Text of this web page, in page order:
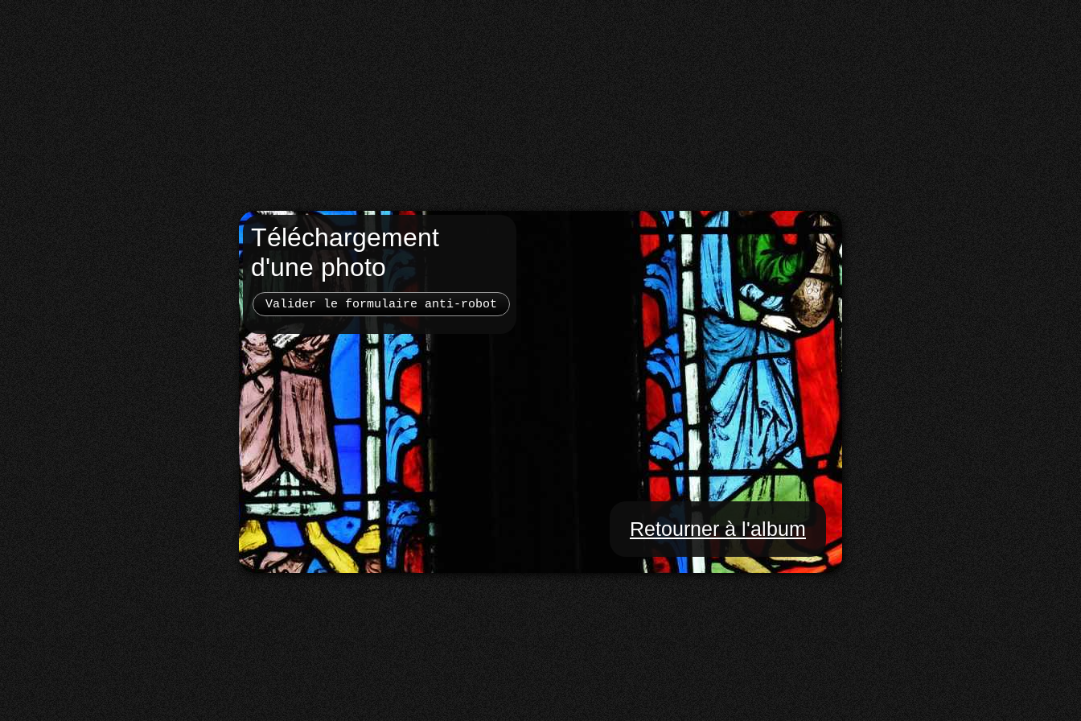
Téléchargement
d'une photo
Retourner à l'album